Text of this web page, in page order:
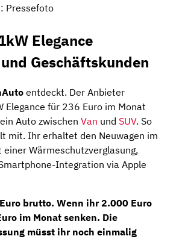
Pressefoto
Elegance
Geschäftskunden
entdeckt. Der Anbieter
Elegance für 236 Euro im Monat
Auto zwischen Van und SUV. So
mit. Ihr erhaltet den Neuwagen im
Wärmeschutzverglasung,
Integration via Apple
brutto. Wenn ihr 2.000 Euro
im Monat senken. Die
müsst ihr noch einmalig